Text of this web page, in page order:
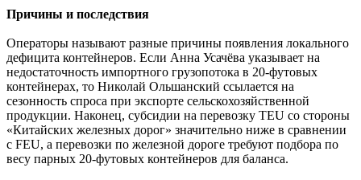
Причины и последствия
Операторы называют разные причины появления локального
дефицита контейнеров. Если Анна Усачёва указывает на
недостаточность импортного грузопотока в 20-футовых
контейнерах, то Николай Ольшанский ссылается на
сезонность спроса при экспорте сельскохозяйственной
продукции. Наконец, субсидии на перевозку TEU со стороны
«Китайских железных дорог» значительно ниже в сравнении
с FEU, а перевозки по железной дороге требуют подбора по
весу парных 20-футовых контейнеров для баланса.